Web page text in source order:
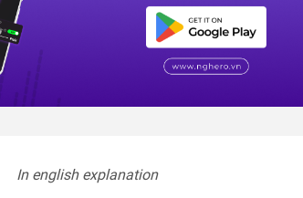
In english explanation